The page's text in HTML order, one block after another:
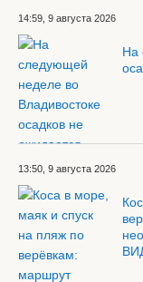
14:59, 9 августа 2026
На
13:50, 9 августа 2026